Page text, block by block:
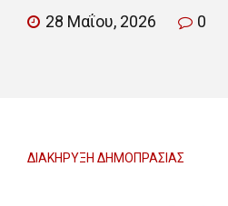
28 Μαΐου, 2026 0
ΔΙΑΚΗΡΥΞΗ ΔΗΜΟΠΡΑΣΙΑΣ